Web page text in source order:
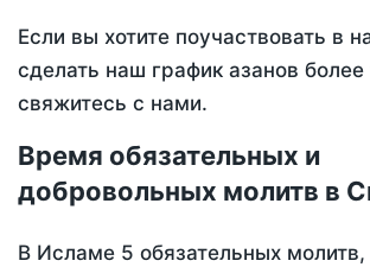
Если вы хотите поучаствовать в
сделать наш график азанов
свяжитесь с нами.
Время обязательных и
добровольных молитв в
В Исламе 5 обязательных